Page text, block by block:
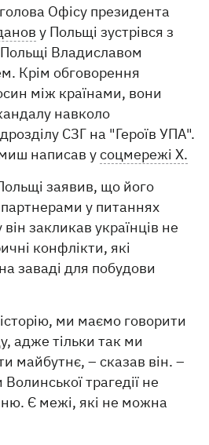
Офісу президента
у Польщі зустрівся з
Владиславом
Крім обговорення
між країнами, вони
навколо
СЗГ на "Героїв УПА".
написав усоцмережі Х.
заявив, що його
партнерами у питаннях
закликав українців не
конфлікти, які
заваді для побудови
ми маємо говорити
адже тільки так ми
майбутнє, – сказав він. –
трагедії не
Є межі, які не можна